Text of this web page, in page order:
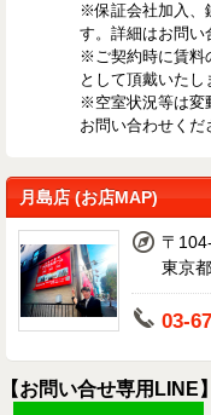
※保証会社加入、
す。詳細はお問い
※ご契約時に賃料
として頂戴いたし
※空室状況等は変
お問い合わせくだ
月島店 (お店MAP)
〒
東京
03-
【お問い合せ専用LINE】